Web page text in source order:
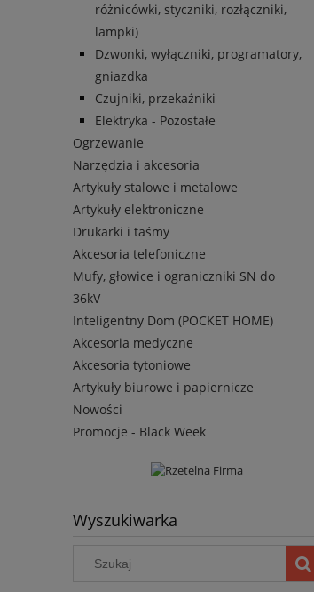
różnicówki, styczniki, rozłączniki,
lampki)
Dzwonki, wyłączniki, programatory,
gniazdka
Czujniki, przekaźniki
Elektryka - Pozostałe
Ogrzewanie
Narzędzia i akcesoria
Artykuły stalowe i metalowe
Artykuły elektroniczne
Drukarki i taśmy
Akcesoria telefoniczne
Mufy, głowice i ograniczniki SN do
36kV
Inteligentny Dom (POCKET HOME)
Akcesoria medyczne
Akcesoria tytoniowe
Artykuły biurowe i papiernicze
Nowości
Promocje - Black Week
Wyszukiwarka